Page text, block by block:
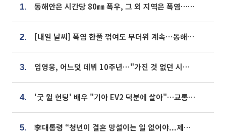
1. 동해안은 시간당 80㎜ 폭우, 그 외 지역은 폭염…‘극과 극 날씨’
2. [내일 날씨] 폭염 한풀 꺾여도 무더위 계속⋯동해안 이틀 연속 비
3. 임영웅, 어느덧 데뷔 10주년⋯"가진 것 없던 시절, 내 앞엔 20명의 팬뿐"
4. '굿 윌 헌팅' 배우 "기아 EV2 덕분에 살아"…교통사고 후 안전성 극찬
5. 李대통령 “청년이 결혼 망설이는 일 없어야...제도상 불이익 조사”